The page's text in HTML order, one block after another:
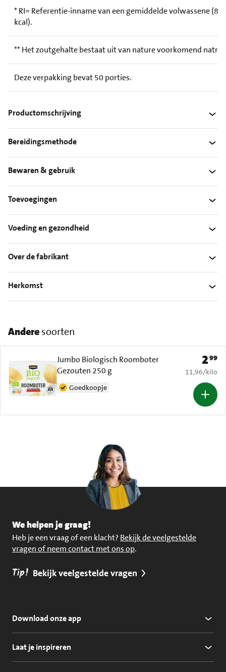
* RI= Referentie-inname van een gemiddelde volwassene
kcal).
** Het zoutgehalte bestaat uit van nature voorkomend
Deze verpakking bevat 50 porties.
Productomschrijving
Bereidingsmethode
Bewaren & gebruik
Toevoegingen
Voeding en gezondheid
Over de fabrikant
Herkomst
Anderesoorten
Jumbo Biologisch Roomboter
Gezouten 250 g
Goedkoopje
Prijs:
299
€ 11,96 per
11,96/kilo
We helpen je graag!
Heb je een vraag of een klacht? Bekijk de veelgestelde
vragen of neem contact met ons op.
Tip! Bekijk veelgestelde vragen
Download onze app
Laat je inspireren